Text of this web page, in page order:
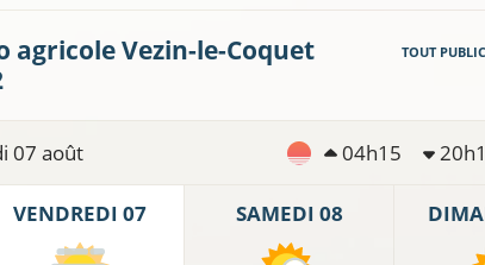
agricoleVezin-le-Coquet
TOUT PUBLIC
07 août 04h15
VENDREDI 07 SAMEDI 08